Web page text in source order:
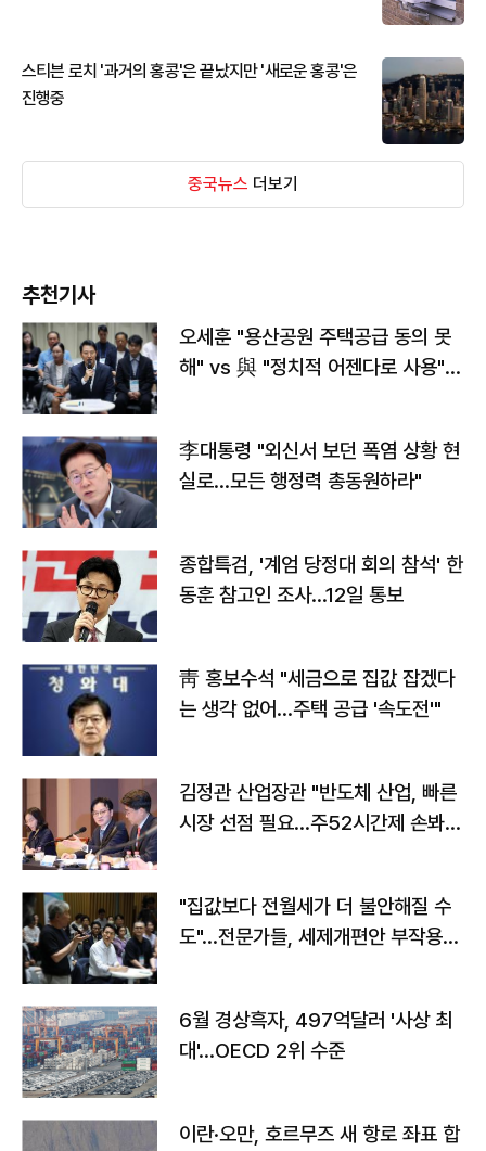
스티븐 로치 '과거의 홍콩'은 끝났지만 '새로운 홍콩'은
진행중
중국뉴스 더보기
추천기사
오세훈 "용산공원 주택공급 동의 못
해" vs 與 "정치적 어젠다로 사용"
李대통령 "외신서 보던 폭염 상황 현
실로…모든 행정력 총동원하라"
종합특검, '계엄 당정대 회의 참석' 한
동훈 참고인 조사...12일 통보
靑 홍보수석 "세금으로 집값 잡겠다
는 생각 없어…주택 공급 '속도전'"
김정관 산업장관 "반도체 산업, 빠른
시장 선점 필요…주52시간제 손봐
"집값보다 전월세가 더 불안해질 수
도"…전문가들, 세제개편안 부작용
6월 경상흑자, 497억달러 '사상 최
대'…OECD 2위 수준
이란·오만, 호르무즈 새 항로 좌표 합